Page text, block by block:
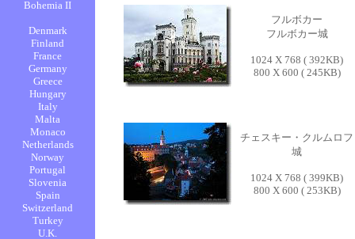
フルボカー
フルボカー城
1024 X 768 ( 392KB)
800 X 600 ( 245KB)
チェスキー・クルムロフ
城
1024 X 768 ( 399KB)
800 X 600 ( 253KB)